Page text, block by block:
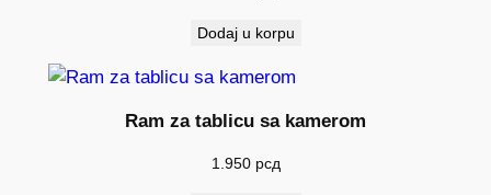
Dodaj u korpu
Ram za tablicu sa kamerom
1.950 рсд